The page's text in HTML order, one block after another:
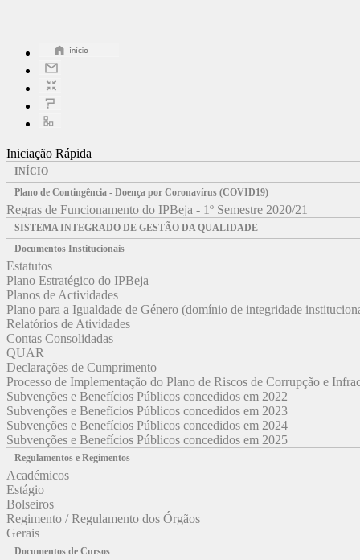
Iniciação Rápida
INÍCIO
Plano de Contingência - Doença por Coronavírus (COVID19)
Regras de Funcionamento do IPBeja - 1º Semestre 2020/21
SISTEMA INTEGRADO DE GESTÃO DA QUALIDADE
Documentos Institucionais
Estatutos
Plano Estratégico do IPBeja
Planos de Actividades
Plano para a Igualdade de Género (domínio de integridade
Relatórios de Atividades
Contas Consolidadas
QUAR
Declarações de Cumprimento
Processo de Implementação do Plano de Riscos de Corrupção e
Subvenções e Benefícios Públicos concedidos em 2022
Subvenções e Benefícios Públicos concedidos em 2023
Subvenções e Benefícios Públicos concedidos em 2024
Subvenções e Benefícios Públicos concedidos em 2025
Regulamentos e Regimentos
Académicos
Estágio
Bolseiros
Regimento / Regulamento dos Órgãos
Gerais
Documentos de Cursos